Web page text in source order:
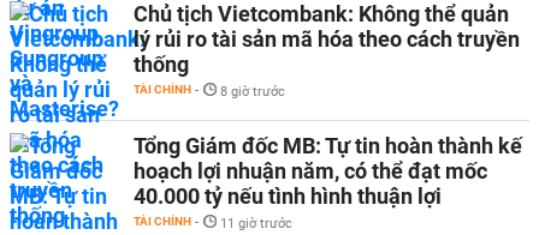
Chủ tịch Vietcombank: Không thể quản
lý rủi ro tài sản mã hóa theo cách truyền
thống
TÀI CHÍNH - 8 giờ trước
Tổng Giám đốc MB: Tự tin hoàn thành kế
hoạch lợi nhuận năm, có thể đạt mốc
40.000 tỷ nếu tình hình thuận lợi
TÀI CHÍNH - 11 giờ trước